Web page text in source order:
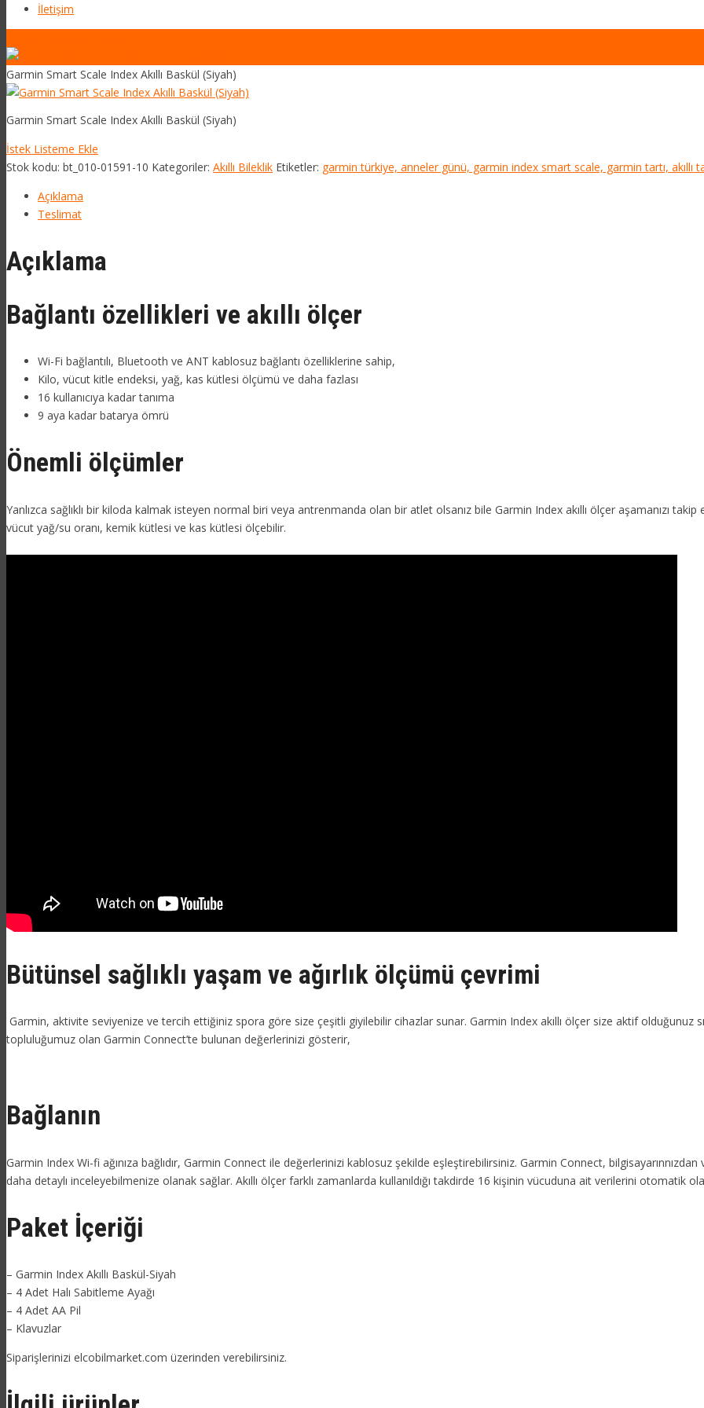
İletişim
Garmin Smart Scale Index Akıllı Baskül (Siyah)
Garmin Smart Scale Index Akıllı Baskül (Siyah)
İstek Listeme Ekle
Stok kodu: bt_010-01591-10 Kategoriler: Akıllı Bileklik Etiketler: garmin türkiye, anneler günü, garmin index smart scale, garmin tartı, akıllı
Açıklama
Teslimat
Açıklama
Bağlantı özellikleri ve akıllı ölçer
Wi-Fi bağlantılı, Bluetooth ve ANT kablosuz bağlantı özelliklerine sahip,
Kilo, vücut kitle endeksi, yağ, kas kütlesi ölçümü ve daha fazlası
16 kullanıcıya kadar tanıma
9 aya kadar batarya ömrü
Önemli ölçümler
Yanlızca sağlıklı bir kiloda kalmak isteyen normal biri veya antrenmanda olan bir atlet olsanız bile Garmin Index akıllı ölçer aşamanızı
vücut yağ/su oranı, kemik kütlesi ve kas kütlesi ölçebilir.
Bütünsel sağlıklı yaşam ve ağırlık ölçümü çevrimi
Garmin, aktivite seviyenize ve tercih ettiğiniz spora göre size çeşitli giyilebilir cihazlar sunar. Garmin Index akıllı ölçer size aktif olduğunuz
topluluğumuz olan Garmin Connect’te bulunan değerlerinizi gösterir,
Bağlanın
Garmin Index Wi-fi ağınıza bağlıdır, Garmin Connect ile değerlerinizi kablosuz şekilde eşleştirebilirsiniz. Garmin Connect,
daha detaylı inceleyebilmenize olanak sağlar. Akıllı ölçer farklı zamanlarda kullanıldığı takdirde 16 kişinin vücuduna ait verilerini otomatik
Paket İçeriği
– Garmin Index Akıllı Baskül-Siyah
– 4 Adet Halı Sabitleme Ayağı
– 4 Adet AA Pil
– Klavuzlar
Siparişlerinizi elcobilmarket.com üzerinden verebilirsiniz.